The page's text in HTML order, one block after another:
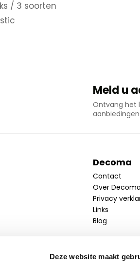
Deze website maakt
/ 3 soorten
Meld u
Ontvang het
aanbiedingen
Decoma
Contact
Over
Privacy
Links
Blog